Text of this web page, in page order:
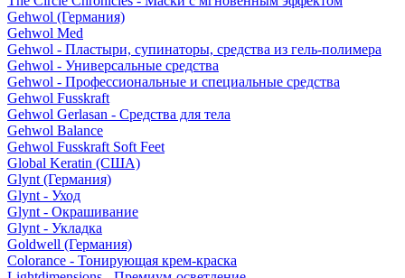
Gehwol (Германия)
Gehwol Med
Gehwol - Пластыри, супинаторы, средства из гель-полимера
Gehwol - Универсальные средства
Gehwol - Профессиональные и специальные средства
Gehwol Fusskraft
Gehwol Gerlasan - Средства для тела
Gehwol Balance
Gehwol Fusskraft Soft Feet
Global Keratin (США)
Glynt (Германия)
Glynt - Уход
Glynt - Окрашивание
Glynt - Укладка
Goldwell (Германия)
Colorance - Тонирующая крем-краска